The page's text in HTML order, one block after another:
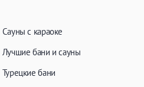
Сауны с караоке
Лучшие бани и сауны
Турецкие бани